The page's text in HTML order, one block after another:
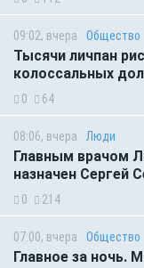
09:02, вчера Общество
Тысячи личпан
колоссальных
0 64
08:06, вчера Люди
Главным врачом
назначен Сергей
0 214
07:00, вчера Общество
Главное за ночь.